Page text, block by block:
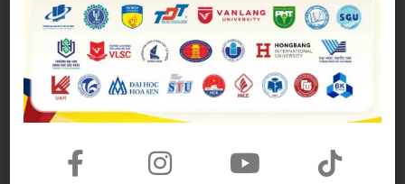
giúp đọc nhanh hơn, tiết kiệm thời gian, đặc biệt
hữu ích khi làm bài đọc dài trong đề thi.
Cô Ngọc bật mí nếu gặp câu quá dài, thay vì đọc
toàn bộ, TS chỉ cần đọc câu đầu tiên và từ nối trong
câu tiếp theo là có thể đoán được liên kết nghĩa,
chọn đáp án đúng. Như vậy, chỉ đọc một nửa lượng
từ, vẫn chọn đúng đáp án, tiết kiệm thời gian đáng